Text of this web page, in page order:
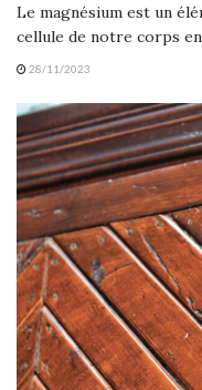
Le magnésium est un
cellule de notre corps
28/11/2023